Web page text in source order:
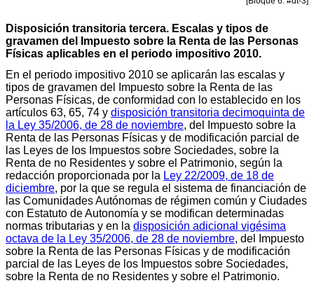
Disposición transitoria tercera. Escalas y tipos de
gravamen del Impuesto sobre la Renta de las Personas
Físicas aplicables en el periodo impositivo 2010.
En el periodo impositivo 2010 se aplicarán las escalas y
tipos de gravamen del Impuesto sobre la Renta de las
Personas Físicas, de conformidad con lo establecido en los
artículos 63, 65, 74 y disposición transitoria decimoquinta de
la Ley 35/2006, de 28 de noviembre, del Impuesto sobre la
Renta de las Personas Físicas y de modificación parcial de
las Leyes de los Impuestos sobre Sociedades, sobre la
Renta de no Residentes y sobre el Patrimonio, según la
redacción proporcionada por la Ley 22/2009, de 18 de
diciembre, por la que se regula el sistema de financiación de
las Comunidades Autónomas de régimen común y Ciudades
con Estatuto de Autonomía y se modifican determinadas
normas tributarias y en la disposición adicional vigésima
octava de la Ley 35/2006, de 28 de noviembre, del Impuesto
sobre la Renta de las Personas Físicas y de modificación
parcial de las Leyes de los Impuestos sobre Sociedades,
sobre la Renta de no Residentes y sobre el Patrimonio.